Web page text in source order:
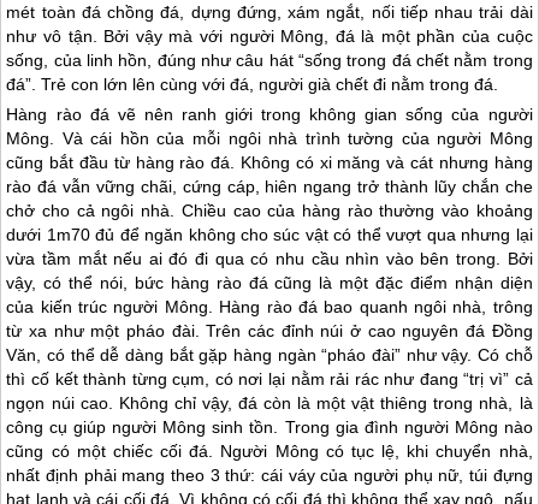
Khi trò chuyện với các vị khách phương xa, những bô lão người
Mông thường tự hào mà nói rằng: “Con trai Mông trưởng thành phải
biết cày nương, thổi khèn và xếp hàng rào đá”. Thật vậy, ở
Giang
, địa hình 80% là đá. Đá trong lòng đất, đá chạm bước chân,
đá đứng sừng sững, đá cao tới trời. Những dãy núi cao mấy trăm
mét toàn đá chồng đá, dựng đứng, xám ngắt, nối tiếp nhau trải dài
như vô tận. Bởi vậy mà với người Mông, đá là một phần của cuộc
sống, của linh hồn, đúng như câu hát “sống trong đá chết nằm trong
đá”. Trẻ con lớn lên cùng với đá, người già chết đi nằm trong đá.
Hàng rào đá vẽ nên ranh giới trong không gian sống của người
Mông. Và cái hồn của mỗi ngôi nhà trình tường của người Mông
cũng bắt đầu từ hàng rào đá. Không có xi măng và cát nhưng hàng